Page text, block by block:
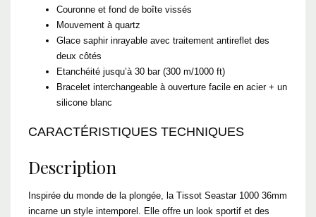
Couronne et fond de boîte vissés
Mouvement à quartz
Glace saphir inrayable avec traitement antireflet des
deux côtés
Etanchéité jusqu’à 30 bar (300 m/1000 ft)
Bracelet interchangeable à ouverture facile en acier + un
silicone blanc
CARACTÉRISTIQUES TECHNIQUES
Description
Inspirée du monde de la plongée, la Tissot Seastar 1000 36mm
incarne un style intemporel. Elle offre un look sportif et des